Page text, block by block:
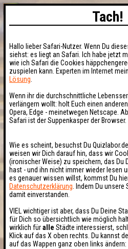
Tach!
Hallo lieber Safari-Nutzer. Wenn Du
siehst: es liegt an Safari. Ich habe jetzt
wie ich Safari die Cookies
zuspielen kann. Experten im Internet
Lösung
Wenn ihr die durchschnittliche
verlängern wollt: holt Euch einen
Opera, Edge - meinetwegen Netscape.
Safari ist der Suppenkasper der Browser.
Wie es scheint, besuchst Du
weisen wir Dich darauf hin, dass wir
(ironischer Weise) zu speichern, das Du
hast - und ihn nicht immer wieder lesen
es genauer wissen willst, kommst Du
Datenschutzerklärung . Indem Du
damit einverstanden.
VIEL wichtiger ist aber, dass Du Deine
für Dich so übersichtlich wie möglich
wirklich füralle Städte interessierst,
Klick auf das X oben rechts. Du kannst
auf das Wappen ganz oben links ändern: